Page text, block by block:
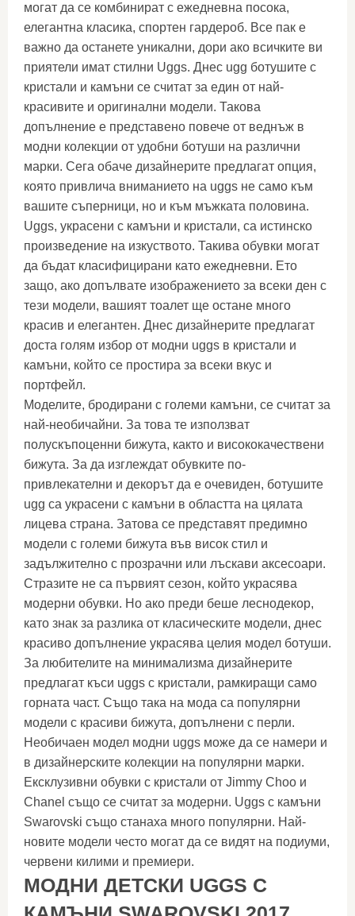
могат да се комбинират с ежедневна посока,
елегантна класика, спортен гардероб. Все пак е
важно да останете уникални, дори ако всичките ви
приятели имат стилни Uggs. Днес ugg ботушите с
кристали и камъни се считат за един от най-
красивите и оригинални модели. Такова
допълнение е представено повече от веднъж в
модни колекции от удобни ботуши на различни
марки. Сега обаче дизайнерите предлагат опция,
която привлича вниманието на uggs не само към
вашите съперници, но и към мъжката половина.
Uggs, украсени с камъни и кристали, са истинско
произведение на изкуството. Такива обувки могат
да бъдат класифицирани като ежедневни. Ето
защо, ако допълвате изображението за всеки ден с
тези модели, вашият тоалет ще остане много
красив и елегантен. Днес дизайнерите предлагат
доста голям избор от модни uggs в кристали и
камъни, който се простира за всеки вкус и
портфейл.
Моделите, бродирани с големи камъни, се считат за
най-необичайни. За това те използват
полускъпоценни бижута, както и висококачествени
бижута. За да изглеждат обувките по-
привлекателни и декорът да е очевиден, ботушите
ugg са украсени с камъни в областта на цялата
лицева страна. Затова се представят предимно
модели с големи бижута във висок стил и
задължително с прозрачни или лъскави аксесоари.
Стразите не са първият сезон, който украсява
модерни обувки. Но ако преди беше леснодекор,
като знак за разлика от класическите модели, днес
красиво допълнение украсява целия модел ботуши.
За любителите на минимализма дизайнерите
предлагат къси uggs с кристали, рамкиращи само
горната част. Също така на мода са популярни
модели с красиви бижута, допълнени с перли.
Необичаен модел модни uggs може да се намери и
в дизайнерските колекции на популярни марки.
Ексклузивни обувки с кристали от Jimmy Choo и
Chanel също се считат за модерни. Uggs с камъни
Swarovski също станаха много популярни. Най-
новите модели често могат да се видят на подиуми,
червени килими и премиери.
МОДНИ ДЕТСКИ UGGS С